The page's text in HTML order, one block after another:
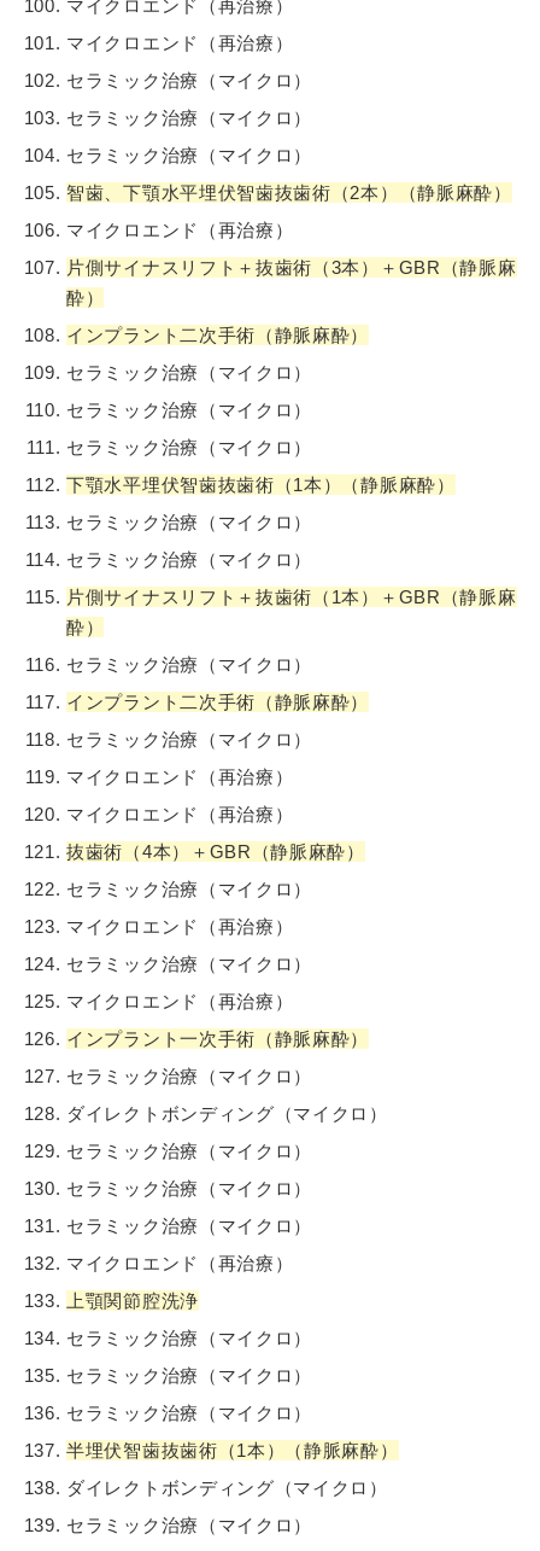
マイクロエンド（再治療）
マイクロエンド（再治療）
セラミック治療（マイクロ）
セラミック治療（マイクロ）
セラミック治療（マイクロ）
智歯、下顎水平埋伏智歯抜歯術（2本）（静脈麻酔）
マイクロエンド（再治療）
片側サイナスリフト＋抜歯術（3本）＋GBR（静脈麻
酔）
インプラント二次手術（静脈麻酔）
セラミック治療（マイクロ）
セラミック治療（マイクロ）
セラミック治療（マイクロ）
下顎水平埋伏智歯抜歯術（1本）（静脈麻酔）
セラミック治療（マイクロ）
セラミック治療（マイクロ）
片側サイナスリフト＋抜歯術（1本）＋GBR（静脈麻
酔）
セラミック治療（マイクロ）
インプラント二次手術（静脈麻酔）
セラミック治療（マイクロ）
マイクロエンド（再治療）
マイクロエンド（再治療）
抜歯術（4本）＋GBR（静脈麻酔）
セラミック治療（マイクロ）
マイクロエンド（再治療）
セラミック治療（マイクロ）
マイクロエンド（再治療）
インプラント一次手術（静脈麻酔）
セラミック治療（マイクロ）
ダイレクトボンディング（マイクロ）
セラミック治療（マイクロ）
セラミック治療（マイクロ）
セラミック治療（マイクロ）
マイクロエンド（再治療）
上顎関節腔洗浄
セラミック治療（マイクロ）
セラミック治療（マイクロ）
セラミック治療（マイクロ）
半埋伏智歯抜歯術（1本）（静脈麻酔）
ダイレクトボンディング（マイクロ）
セラミック治療（マイクロ）